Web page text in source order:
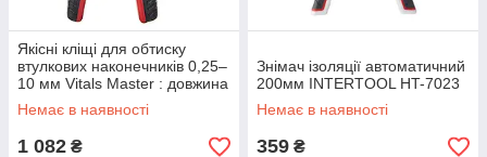
Якісні кліщі для обтиску
втулкових наконечників 0,25–
10 мм Vitals Master : довжина
175мм (193941)
Немає в наявності
1 082 ₴
Знімач ізоляції автоматичний
200мм INTERTOOL HT-7023
Немає в наявності
359 ₴